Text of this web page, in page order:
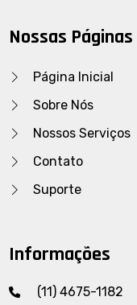
Nossas Páginas
Página Inicial
Sobre Nós
Nossos Serviços
Contato
Suporte
Informações
(11) 4675-1182